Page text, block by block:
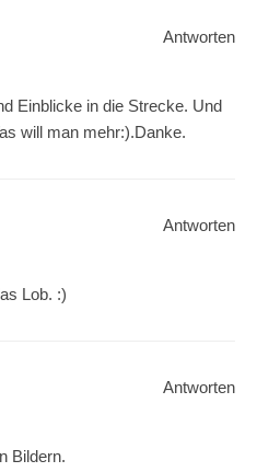
Einblicke in die Strecke. Und
will man mehr:).Danke.
Antworten
Lob. :)
Antworten
Bildern.
Antworten